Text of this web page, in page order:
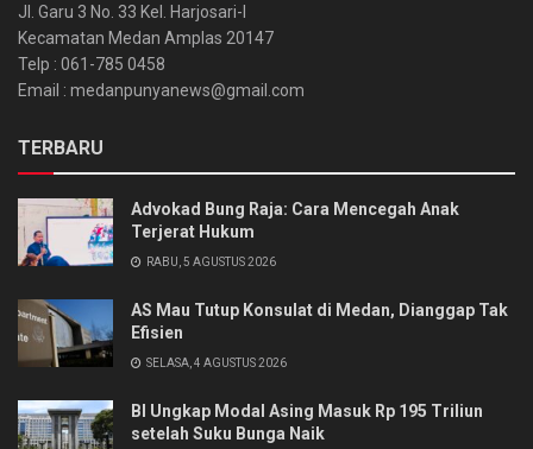
Jl. Garu 3 No. 33 Kel. Harjosari-I
Kecamatan Medan Amplas 20147
Telp : 061-785 0458
Email : medanpunyanews@gmail.com
TERBARU
Advokad Bung Raja: Cara Mencegah Anak
Terjerat Hukum
RABU, 5 AGUSTUS 2026
AS Mau Tutup Konsulat di Medan, Dianggap Tak
Efisien
SELASA, 4 AGUSTUS 2026
BI Ungkap Modal Asing Masuk Rp 195 Triliun
setelah Suku Bunga Naik